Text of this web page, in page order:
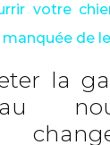
votre
de
la